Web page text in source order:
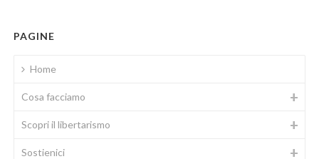
PAGINE
Home
Cosa facciamo
Scopri il libertarismo
Sostienici